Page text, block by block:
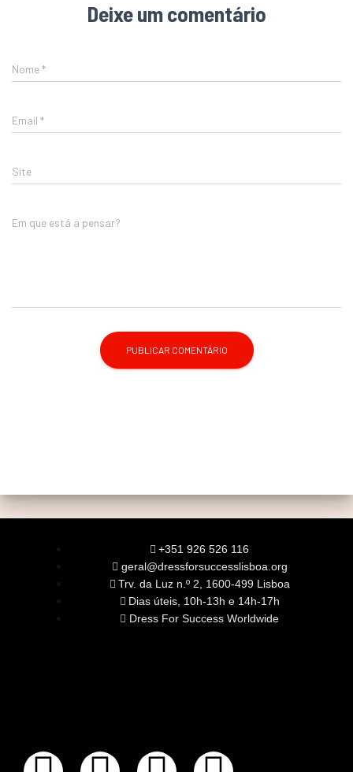
Deixe um comentário
Nome*
Email *
Site
Em que está a pensar?
+351 926 526 116
geral@dressforsuccesslisboa.org
Trv. da Luz n.º 2, 1600-499 Lisboa
Dias úteis, 10h-13h e 14h-17h
Dress For Success Worldwide